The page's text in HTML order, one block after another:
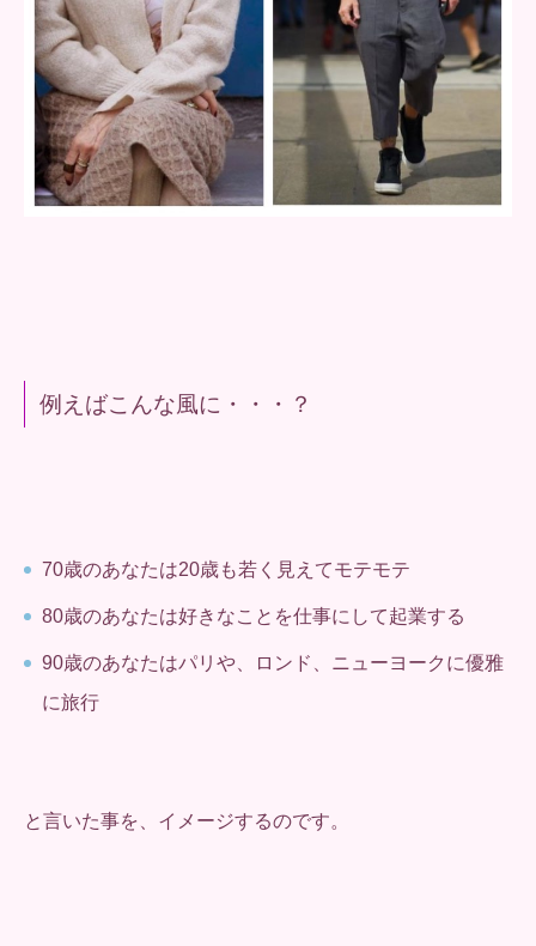
例えばこんな風に・・・？
70歳のあなたは20歳も若く見えてモテモテ
80歳のあなたは好きなことを仕事にして起業する
90歳のあなたはパリや、ロンド、ニューヨークに優雅
に旅行
と言いた事を、イメージするのです。